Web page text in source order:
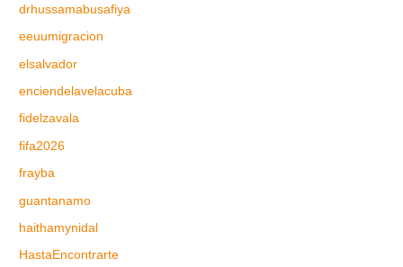
drhussamabusafiya
eeuumigracion
elsalvador
enciendelavelacuba
fidelzavala
fifa2026
frayba
guantanamo
haithamynidal
HastaEncontrarte